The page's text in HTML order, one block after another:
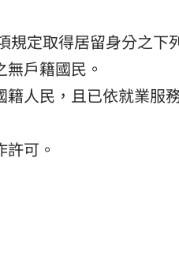
定取得居留身分之下
戶籍國民。
人民，且已依就業服
可。